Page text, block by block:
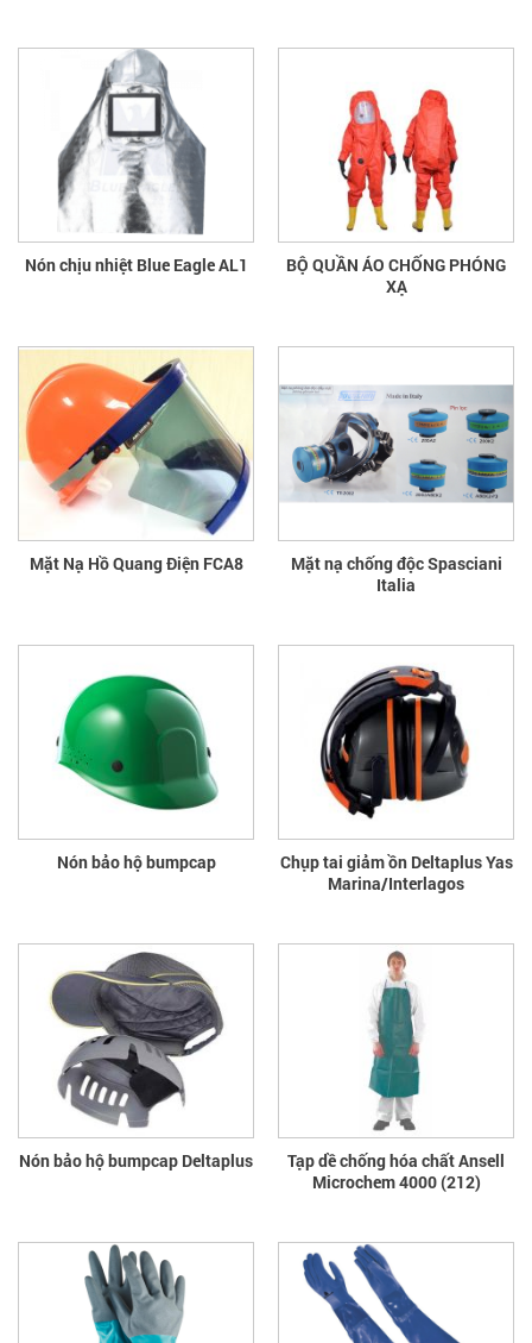
Nón chịu nhiệt Blue Eagle AL1
BỘ QUẦN ÁO CHỐNG PHÓNG
XẠ
Mặt Nạ Hồ Quang Điện FCA8
Mặt nạ chống độc Spasciani
Italia
Nón bảo hộ bumpcap
Chụp tai giảm ồn Deltaplus Yas
Marina/Interlagos
Nón bảo hộ bumpcap Deltaplus
Tạp dề chống hóa chất Ansell
Microchem 4000 (212)